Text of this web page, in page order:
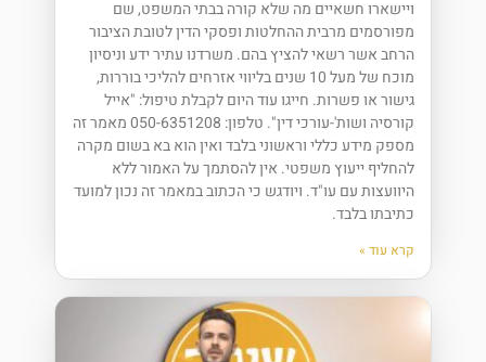
ויישארו חשאיים מה שלא קורה בבתי המשפט, שם
מפורסמים מרבית ההחלטות ופסקי הדין לטובת הציבור
הרחב אשר רשאי להציץ בהם. משרדנו עתיר ידע וניסיון
מוכח של מעל 10 שנים בליווי אזרחים להליכי בוררות,
גישור או פשרות. חייגו עוד היום לקבלת טיפול: "אייל
קורסיה ושות'-עורכי דין". טלפון: 050-6351208 מאמר זה
מספק מידע כללי וראשוני בלבד ואין הוא בא בשום מקרה
להחליף ייעוץ משפטי. אין להסתמך על האמור ללא
היוועצות עם עו"ד. ויודגש כי הכתוב במאמר זה נכון למועד
כתיבתו בלבד.
קרא עוד »